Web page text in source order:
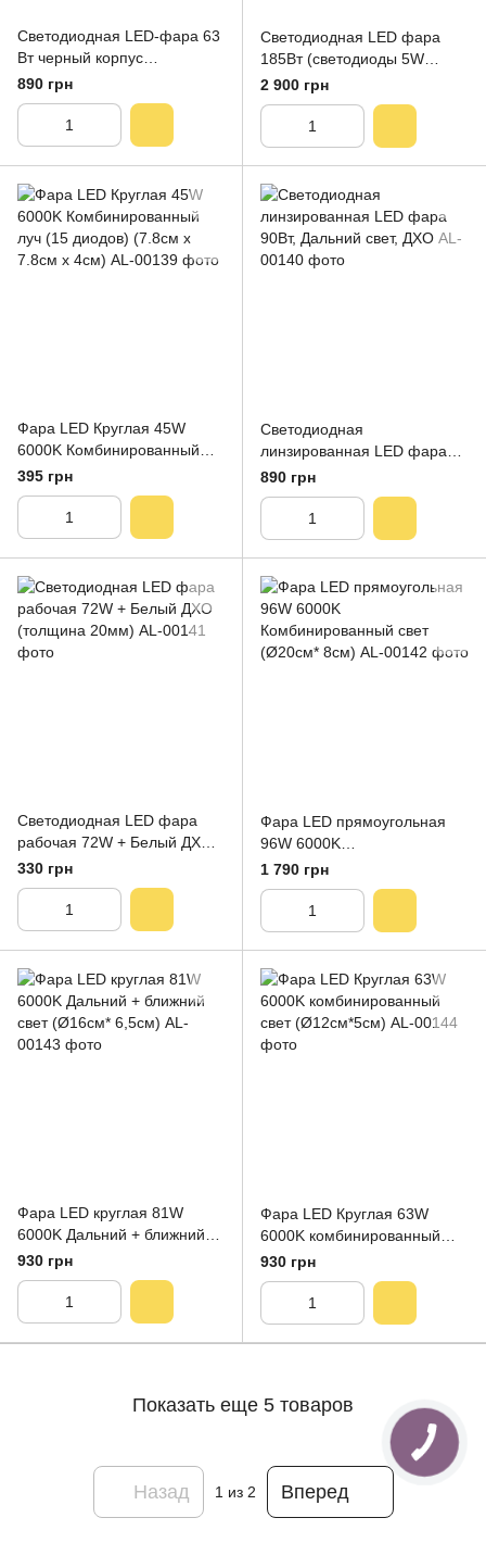
Светодиодная LED-фара 63
Вт черный корпус
(светодиоды 3W x21шт)
890 грн
Светодиодная LED фара
185Вт (светодиоды 5W
х37шт)
2 900 грн
Фара LED Круглая 45W
6000K Комбинированный
луч (15 диодов) (7.8см х
7.8см х 4см)
395 грн
Светодиодная
линзированная LED фара
90Вт, Дальний свет, ДХО
890 грн
Светодиодная LED фара
рабочая 72W + Белый ДХО
(толщина 20мм)
330 грн
Фара LED прямоугольная
96W 6000K
Комбинированный свет
(Ø20см* 8см)
1 790 грн
Фара LED круглая 81W
6000K Дальний + ближний
свет (Ø16см* 6,5см)
930 грн
Фара LED Круглая 63W
6000K комбинированный
свет (Ø12см*5см)
930 грн
Показать еще 5 товаров
Назад 1 из 2 Вперед